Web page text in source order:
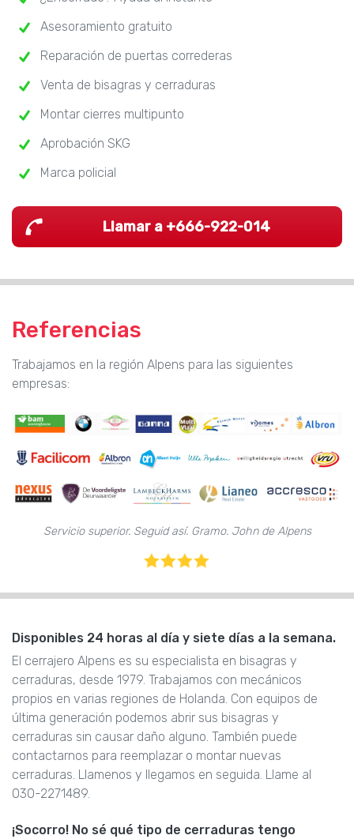
Asesoramiento gratuito
Reparación de puertas correderas
Venta de bisagras y cerraduras
Montar cierres multipunto
Aprobación SKG
Marca policial
Llamar a +666-922-014
Referencias
Trabajamos en la región Alpens para las siguientes
empresas:
Servicio superior. Seguid así. Gramo. John de Alpens
Disponibles 24 horas al día y siete días a la semana.
El cerrajero Alpens es su especialista en bisagras y
cerraduras, desde 1979. Trabajamos con mecánicos
propios en varias regiones de Holanda. Con equipos de
última generación podemos abrir sus bisagras y
cerraduras sin causar daño alguno. También puede
contactarnos para reemplazar o montar nuevas
cerraduras. Llamenos y llegamos en seguida. Llame al
030-2271489.
¡Socorro! No sé qué tipo de cerraduras tengo